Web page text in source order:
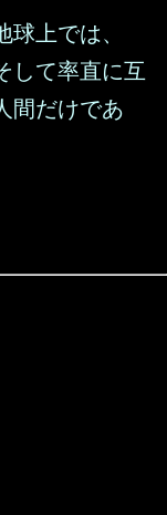
上では、
して率直に互
間だけであ